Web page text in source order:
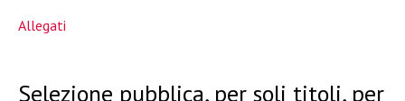
Allegati
Selezione pubblica, per soli titoli, per